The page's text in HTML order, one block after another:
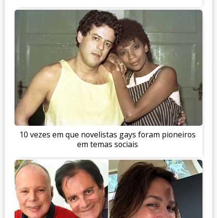
10 vezes em que novelistas gays foram pioneiros
em temas sociais